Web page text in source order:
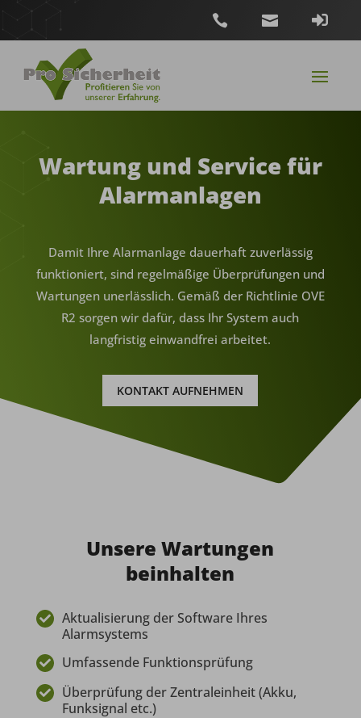
  
Wartung und Service für
Alarmanlagen
Damit Ihre Alarmanlage dauerhaft zuverlässig
funktioniert, sind regelmäßige Überprüfungen und
Wartungen unerlässlich. Gemäß der Richtlinie OVE
R2 sorgen wir dafür, dass Ihr System auch
langfristig einwandfrei arbeitet.
KONTAKT AUFNEHMEN
Unsere Wartungen
beinhalten

Aktualisierung der Software Ihres
Alarmsystems
 Umfassende Funktionsprüfung

Überprüfung der Zentraleinheit (Akku,
Funksignal etc.)